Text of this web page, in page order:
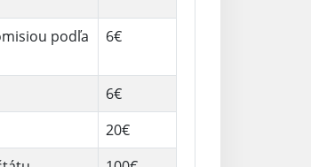
podľa
6€
6€
20€